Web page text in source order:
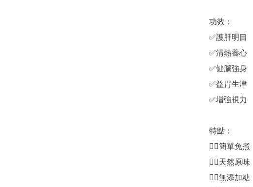
功效：
✅護肝明目
✅清熱養心
✅健腦強身
✅益胃生津
✅增強視力
特點：
👍🏻簡單免煮
👍🏻天然原味
👍🏻無添加糖